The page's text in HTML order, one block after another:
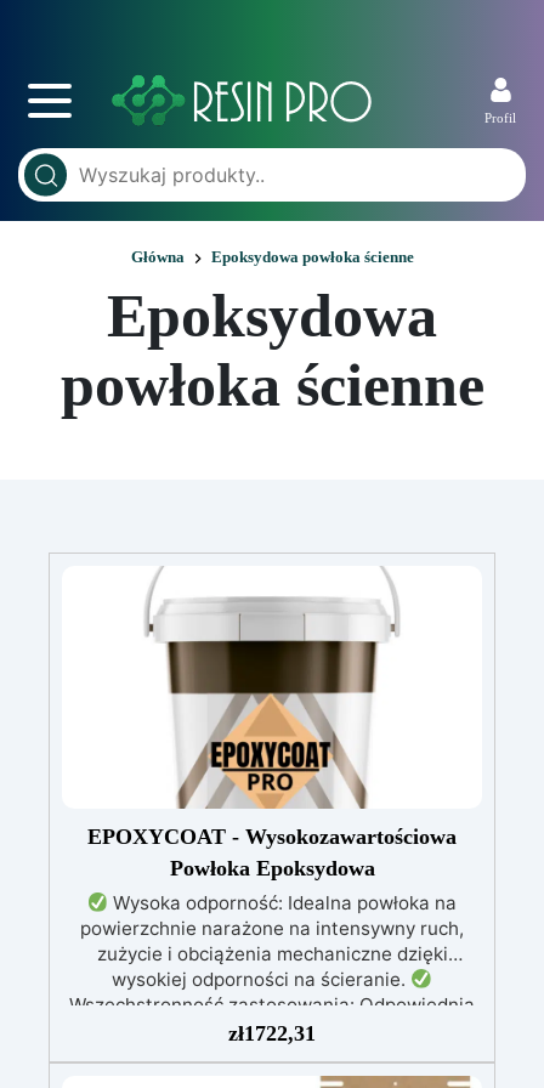
Profil
Główna Epoksydowa powłoka ścienne
Epoksydowa
powłoka ścienne
EPOXYCOAT - Wysokozawartościowa
Powłoka Epoksydowa
Wysoka odporność: Idealna powłoka na
powierzchnie narażone na intensywny ruch,
zużycie i obciążenia mechaniczne dzięki
wysokiej odporności na ścieranie.
Wszechstronność zastosowania: Odpowiednia
do posadzek w środowiskach przemysłowych
(motoryzacyjnych, spożywczych, chemicznych,
farmaceutycznych), sanitarnych (szpitale,
zł1722,31